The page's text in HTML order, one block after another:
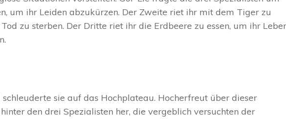
um ihr Leiden abzukürzen. Der Zweite riet ihr mit dem Tiger zu
zu sterben. Der Dritte riet ihr die Erdbeere zu essen, um ihr
sie auf das Hochplateau. Hocherfreut über dieser
den drei Spezialisten her, die vergeblich versuchten der